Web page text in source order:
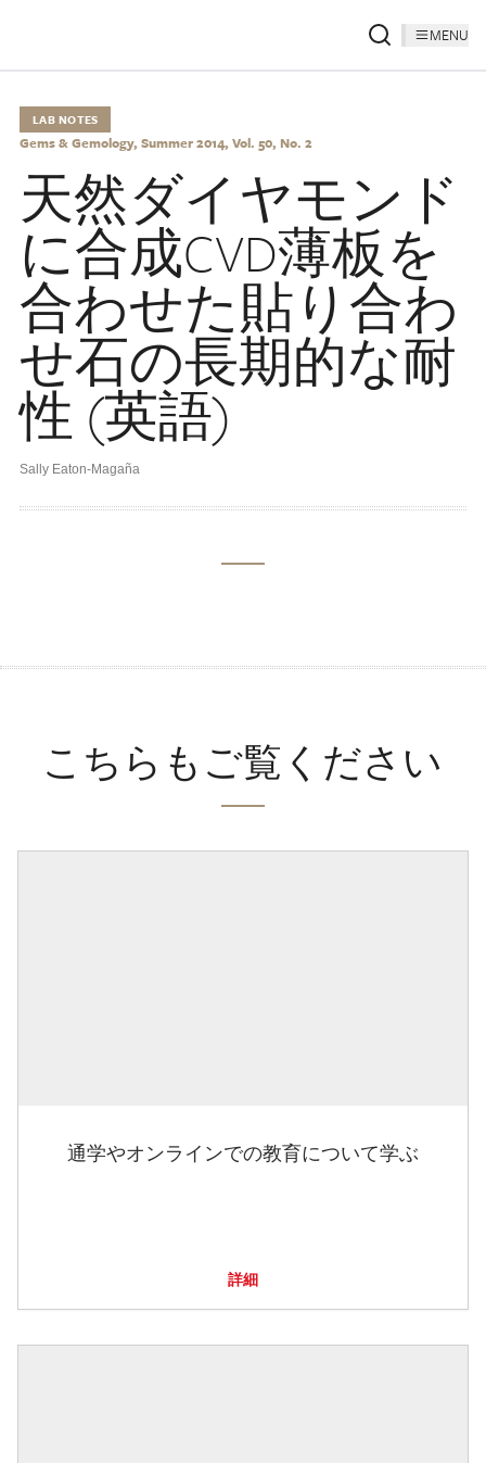
MENU
LAB NOTES
Gems & Gemology, Summer 2014, Vol. 50, No. 2
天然ダイヤモンド
に合成CVD薄板を
合わせた貼り合わ
せ石の長期的な耐
性 (英語)
Sally Eaton-Magaña
こちらもご覧ください
通学やオンラインでの教育について学ぶ
詳細